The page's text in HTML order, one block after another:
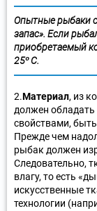
Опытные рыбаки
запас». Если
приобретаемый
25º C.
2.Материал, из
должен
свойствами,
Прежде чем
рыбак должен
Следовательно,
влагу, то есть
искусственные
технологии